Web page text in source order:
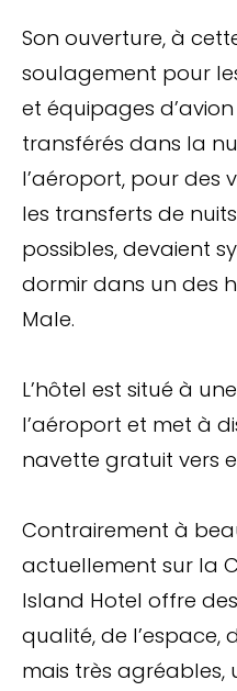
Son ouverture, à
soulagement pour
et équipages
transférés dans la
l’aéroport, pour des
les transferts de
possibles, devaient
dormir dans un des
Male.
L’hôtel est situé à
l’aéroport et met à
navette gratuit vers
Contrairement à
actuellement sur la
Island Hotel offre
qualité, de l’espace,
mais très agréables,